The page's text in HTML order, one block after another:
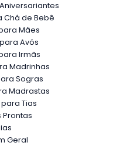
Chá de Bebê
Mães
Avós
Irmãs
Madrinhas
Sogras
Madrastas
Tias
Prontas
Geral